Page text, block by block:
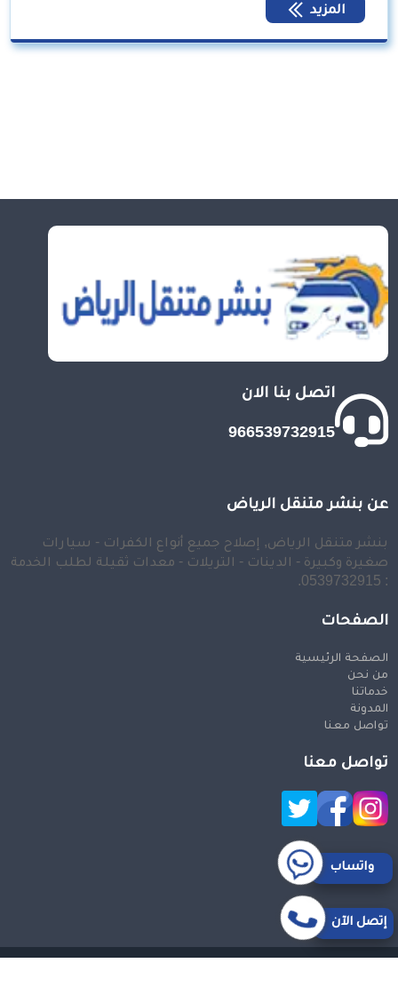
المزيد
اتصل بنا الان
966539732915
عن بنشر متنقل الرياض
بنشر متنقل الرياض, إصلاح جميع أنواع الكفرات - سيارات
صغيرة وكبيرة - الدينات - التريلات - معدات ثقيلة لطلب الخدمة
: 0539732915.
الصفحات
الصفحة الرئيسية
من نحن
خدماتنا
المدونة
تواصل معنا
تواصل معنا
إتصل الآن
واتساب